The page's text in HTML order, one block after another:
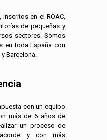
en el ROAC,
de pequeñas y
sectores. Somos
en toda España con
Barcelona.
con un equipo
más de 6 años de
un proceso de
y con más